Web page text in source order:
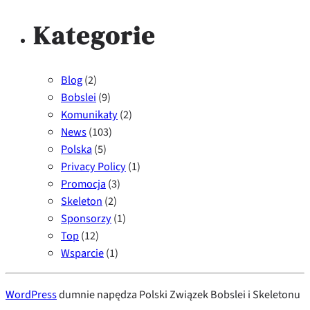
Kategorie
Blog(2)
Bobslei (9)
Komunikaty(2)
News(103)
Polska (5)
Privacy Policy(1)
Promocja (3)
Skeleton (2)
Sponsorzy(1)
Top(12)
Wsparcie(1)
WordPressdumnie napędza Polski Związek Bobslei i Skeletonu